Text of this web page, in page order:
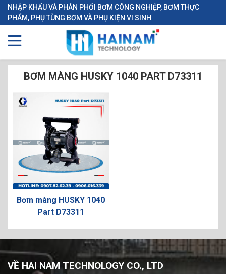
NHẬP KHẨU VÀ PHÂN PHỐI BƠM CÔNG NGHIỆP, BƠM THỰC
PHẨM, PHỤ TÙNG BƠM VÀ PHỤ KIỆN VI SINH
BƠM MÀNG HUSKY 1040 PART D73311
Bơm màng HUSKY 1040
Part D73311
VỀ HAI NAM TECHNOLOGY CO., LTD